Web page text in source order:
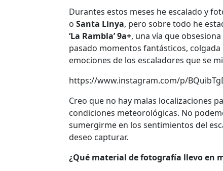
Durantes estos meses he escalado y
o Santa Linya, pero sobre todo he
‘La Rambla’ 9a+, una vía que
pasado momentos fantásticos,
emociones de los escaladores que se
https://www.instagram.com/p/
Creo que no hay malas localizaciones
condiciones meteorológicas. No
sumergirme en los sentimientos del
deseo capturar.
¿Qué material de fotografía llevo en